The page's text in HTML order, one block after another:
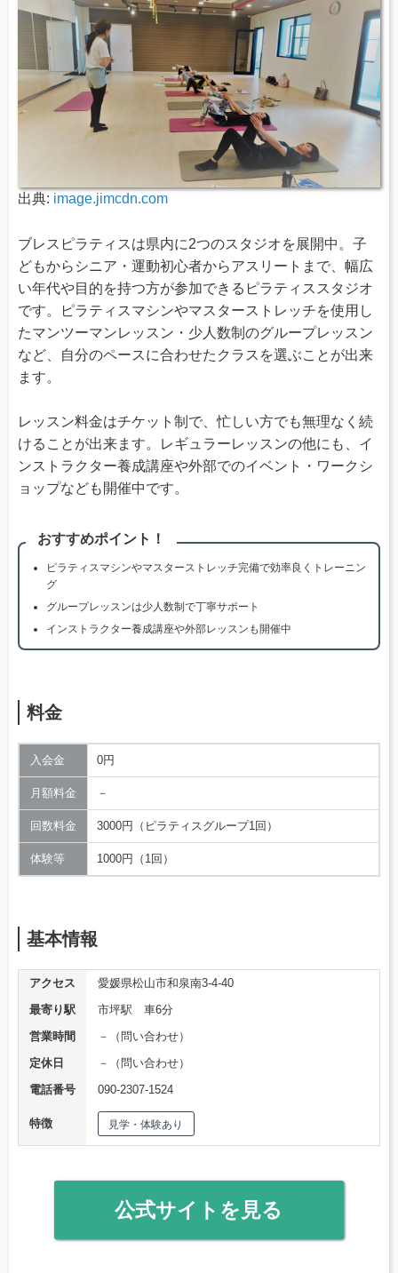
出典: image.jimcdn.com
ブレスピラティスは県内に2つのスタジオを展開中。子
どもからシニア・運動初心者からアスリートまで、幅広
い年代や目的を持つ方が参加できるピラティススタジオ
です。ピラティスマシンやマスターストレッチを使用し
たマンツーマンレッスン・少人数制のグループレッスン
など、自分のペースに合わせたクラスを選ぶことが出来
ます。
レッスン料金はチケット制で、忙しい方でも無理なく続
けることが出来ます。レギュラーレッスンの他にも、イ
ンストラクター養成講座や外部でのイベント・ワークシ
ョップなども開催中です。
おすすめポイント！
ピラティスマシンやマスターストレッチ完備で効率良くトレーニン
グ
グループレッスンは少人数制で丁寧サポート
インストラクター養成講座や外部レッスンも開催中
料金
入会金 0円
月額料金 －
回数料金 3000円（ピラティスグループ1回）
体験等 1000円（1回）
基本情報
アクセス
愛媛県松山市和泉南3-4-40
最寄り駅
市坪駅 車6分
営業時間
－（問い合わせ）
定休日
－（問い合わせ）
電話番号
090-2307-1524
特徴 見学・体験あり
公式サイトを見る